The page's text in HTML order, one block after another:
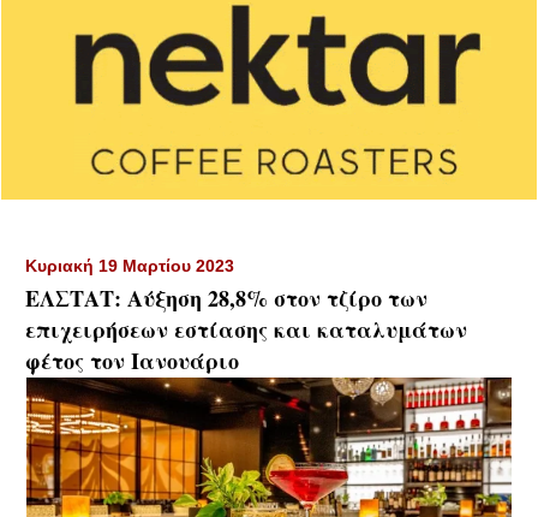
Κυριακή 19 Μαρτίου 2023
ΕΛΣΤΑΤ: Αύξηση 28,8% στον τζίρο των
επιχειρήσεων εστίασης και καταλυμάτων
φέτος τον Ιανουάριο